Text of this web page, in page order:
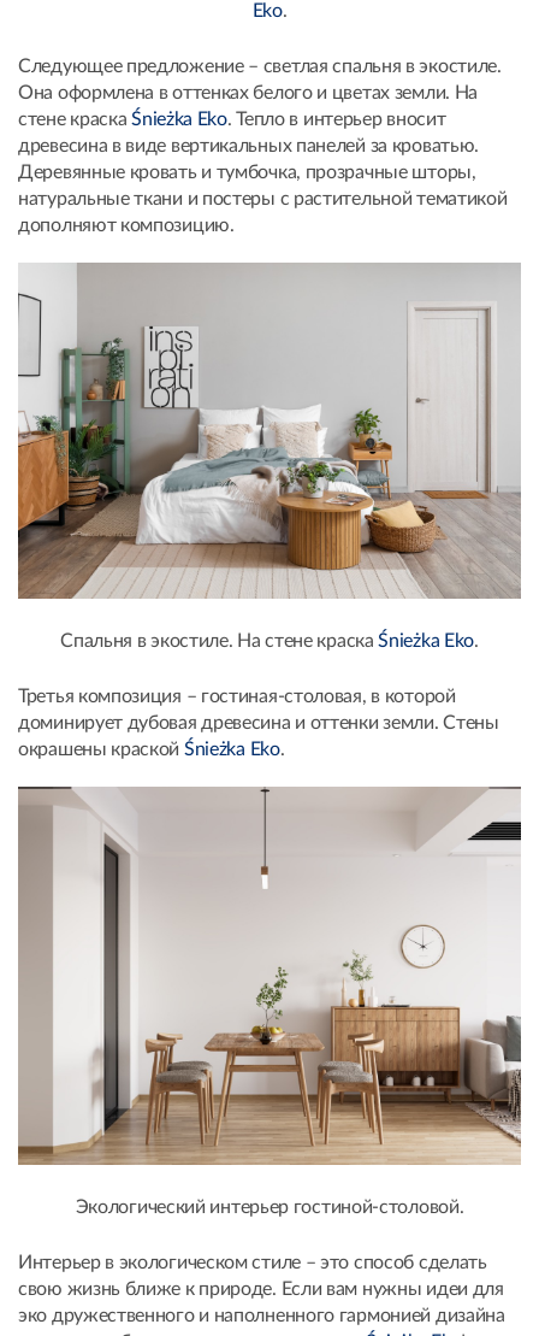
Eko.
Следующее предложение – светлая спальня в экостиле.
Она оформлена в оттенках белого и цветах земли. На
стене краскаŚnieżka Eko. Тепло в интерьер вносит
древесина в виде вертикальных панелей за кроватью.
Деревянные кровать и тумбочка, прозрачные шторы,
натуральные ткани и постеры с растительной тематикой
дополняют композицию.
Спальня в экостиле. На стене краскаŚnieżka Eko.
Третья композиция – гостиная-столовая, в которой
доминирует дубовая древесина и оттенки земли. Стены
окрашены краской Śnieżka Eko.
Экологический интерьер гостиной-столовой.
Интерьер в экологическом стиле – это способ сделать
свою жизнь ближе к природе. Если вам нужны идеи для
эко дружественного и наполненного гармонией дизайна